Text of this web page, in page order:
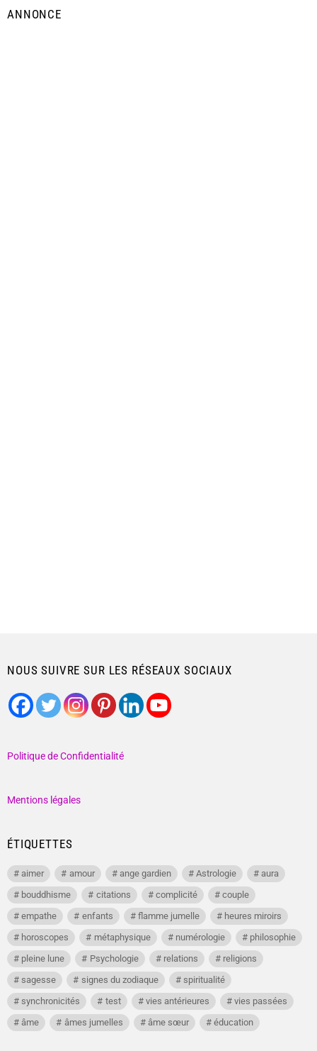
ANNONCE
NOUS SUIVRE SUR LES RÉSEAUX SOCIAUX
Politique de Confidentialité
Mentions légales
ÉTIQUETTES
aimer amour ange gardien Astrologie
aura
bouddhisme
citations complicité
couple
empathe
enfants flamme jumelle
heures miroirs
horoscopes
métaphysique numérologie
philosophie
pleine lune
Psychologie relations
religions
sagesse
signes du zodiaque
spiritualité
synchronicités
test vies antérieures
vies passées
âme
âmes jumelles âme sœur éducation